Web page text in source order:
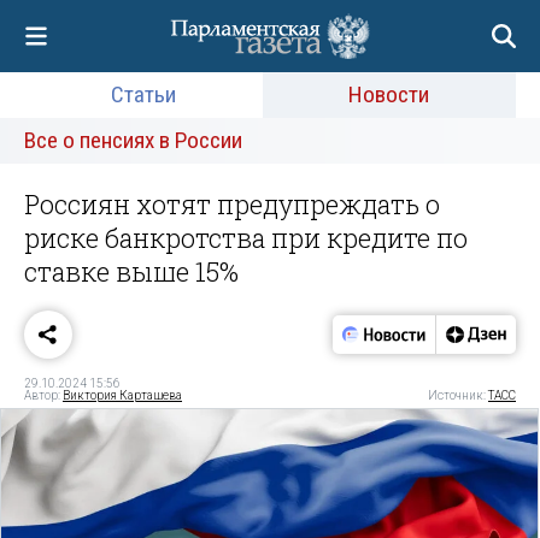
Статьи
Новости
Все о пенсиях в России
Россиян хотят предупреждать о
риске банкротства при кредите по
ставке выше 15%
29.10.2024 15:56
Автор: Виктория Карташева Источник:ТАСС